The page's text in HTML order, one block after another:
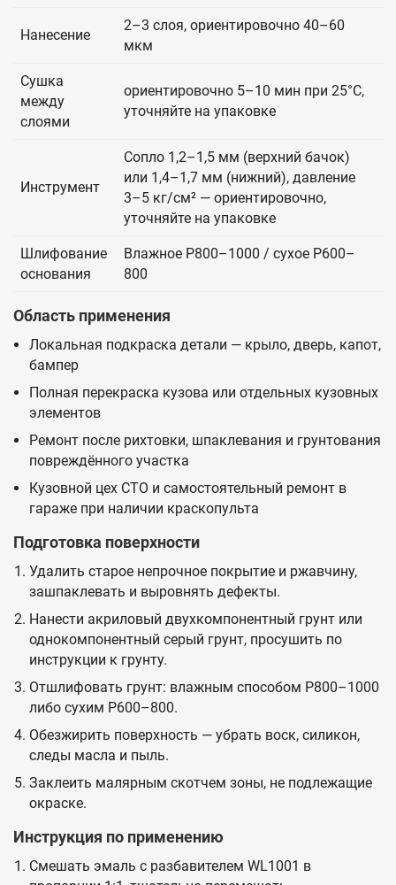
Нанесение
2–3 слоя, ориентировочно 40–60
мкм
Сушка
между
слоями
ориентировочно 5–10 мин при 25°C,
уточняйте на упаковке
Инструмент
Сопло 1,2–1,5 мм (верхний бачок)
или 1,4–1,7 мм (нижний), давление
3–5 кг/см² — ориентировочно,
уточняйте на упаковке
Шлифование
основания
Влажное P800–1000 / сухое P600–
800
Область применения
Локальная подкраска детали — крыло, дверь, капот,
бампер
Полная перекраска кузова или отдельных кузовных
элементов
Ремонт после рихтовки, шпаклевания и грунтования
повреждённого участка
Кузовной цех СТО и самостоятельный ремонт в
гараже при наличии краскопульта
Подготовка поверхности
Удалить старое непрочное покрытие и ржавчину,
зашпаклевать и выровнять дефекты.
Нанести акриловый двухкомпонентный грунт или
однокомпонентный серый грунт, просушить по
инструкции к грунту.
Отшлифовать грунт: влажным способом P800–1000
либо сухим P600–800.
Обезжирить поверхность — убрать воск, силикон,
следы масла и пыль.
Заклеить малярным скотчем зоны, не подлежащие
окраске.
Инструкция по применению
Смешать эмаль с разбавителем WL1001 в